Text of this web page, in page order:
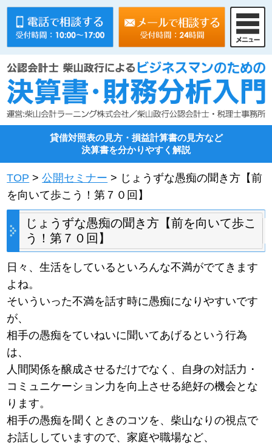
貸借対照表の見方・損益計算書の見方など
決算書を分かりやすく解説
TOP >公開セミナー > じょうずな愚痴の聞き方【前
を向いて歩こう！第７０回】
じょうずな愚痴の聞き方【前を向いて歩こ
う！第７０回】
日々、生活をしているといろんな不満がでてきます
よね。
そいういった不満を話す時に愚痴になりやすいです
が、
相手の愚痴をていねいに聞いてあげるという行為
は、
人間関係を醸成させるだけでなく、自身の対話力・
コミュニケーション力を向上させる絶好の機会とな
ります。
相手の愚痴を聞くときのコツを、柴山なりの視点で
お話ししていますので、家庭や職場など、